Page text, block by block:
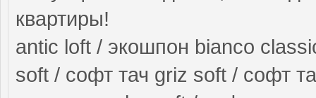
квартиры!
antic loft / экошпон bianco
soft / софт тач griz soft / софт